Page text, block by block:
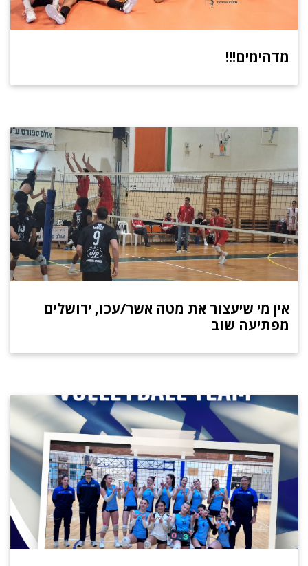
מדהימים!!!
אין מי שיעצור את מטה אשר/עכו, ירושלים
מפתיעה שוב